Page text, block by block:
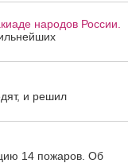
народов России.
и решил
14 пожаров. Об